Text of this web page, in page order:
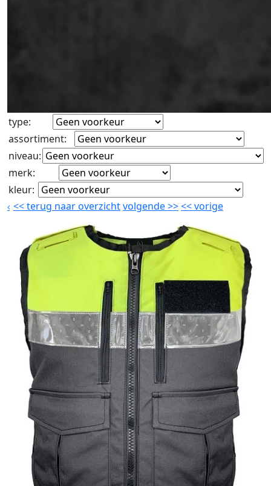
type:
assortiment:
niveau:
merk:
kleur:
<<terug naar overzichtvolgende>><<vorige